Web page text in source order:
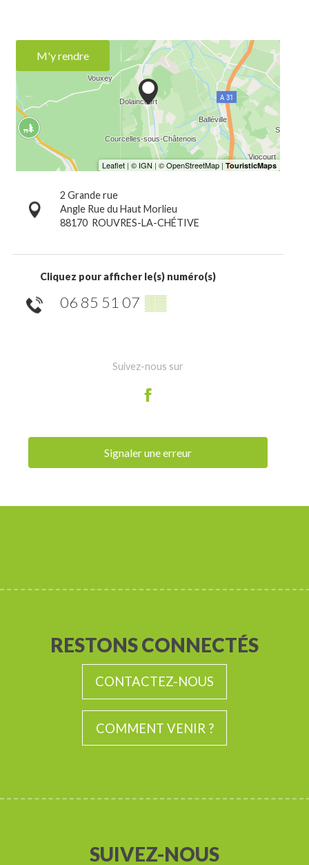
M'y rendre
2 Grande rue
Angle Rue du Haut Morlieu
88170 ROUVRES-LA-CHÉTIVE
Cliquez pour afficher le(s) numéro(s)
06 85 51 07 ▒▒
Suivez-nous sur
Signaler une erreur
RESTONS CONNECTÉS
CONTACTEZ-NOUS
COMMENT VENIR ?
SUIVEZ-NOUS